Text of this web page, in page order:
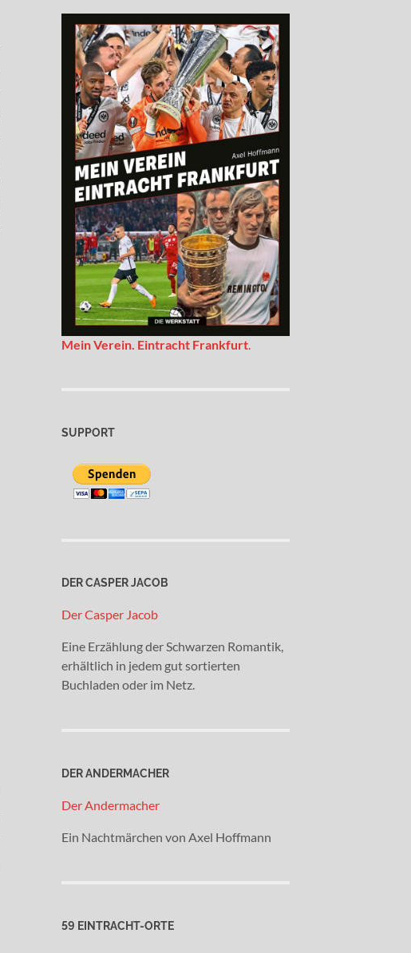
Mein Verein. Eintracht Frankfurt.
SUPPORT
DER CASPER JACOB
Der Casper Jacob
Eine Erzählung der Schwarzen Romantik,
erhältlich in jedem gut sortierten
Buchladen oder im Netz.
DER ANDERMACHER
Der Andermacher
Ein Nachtmärchen von Axel Hoffmann
59 EINTRACHT-ORTE